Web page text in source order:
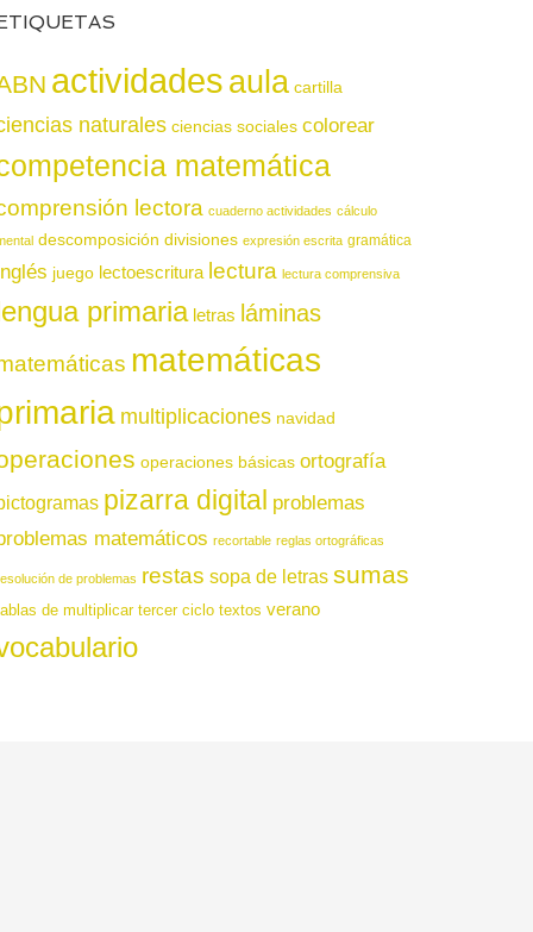
actividadesaula cartilla
naturales ciencias sociales colorear
matemática
lectora cuaderno actividades cálculo
descomposición divisiones expresión escrita gramática
juego lectoescritura lectura lectura comprensiva
primaria letras láminas
matemáticas
multiplicaciones navidad
operaciones básicas ortografía
pizarra digital problemas
matemáticos recortable reglas ortográficas
de problemas restas sopa de letras sumas
de multiplicar tercer ciclo textos verano